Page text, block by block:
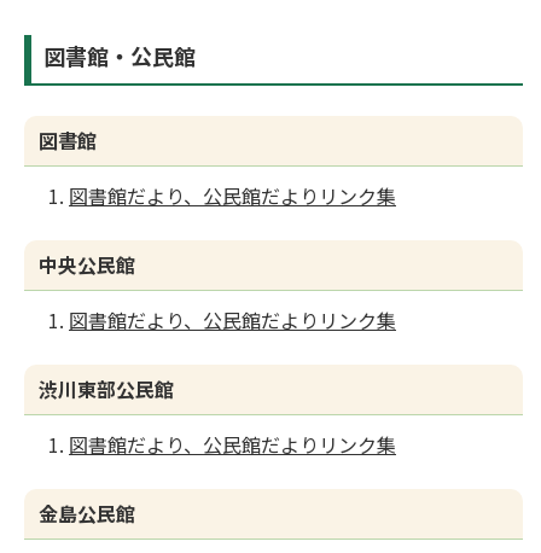
図書館・公民館
図書館
図書館だより、公民館だよりリンク集
中央公民館
図書館だより、公民館だよりリンク集
渋川東部公民館
図書館だより、公民館だよりリンク集
金島公民館